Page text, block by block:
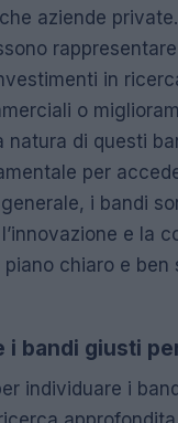
aziende private.
in
o
natura di questi
per
i bandi
e la
piano chiaro e ben
i bandi giusti
individuare i